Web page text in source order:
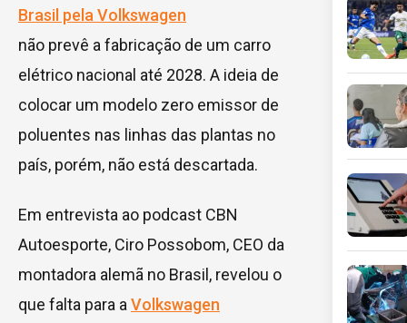
Brasil pela Volkswagen
não prevê a fabricação de um carro
elétrico nacional até 2028. A ideia de
colocar um modelo zero emissor de
poluentes nas linhas das plantas no
país, porém, não está descartada.
Em entrevista ao podcast CBN
Autoesporte, Ciro Possobom, CEO da
montadora alemã no Brasil, revelou o
que falta para a Volkswagen